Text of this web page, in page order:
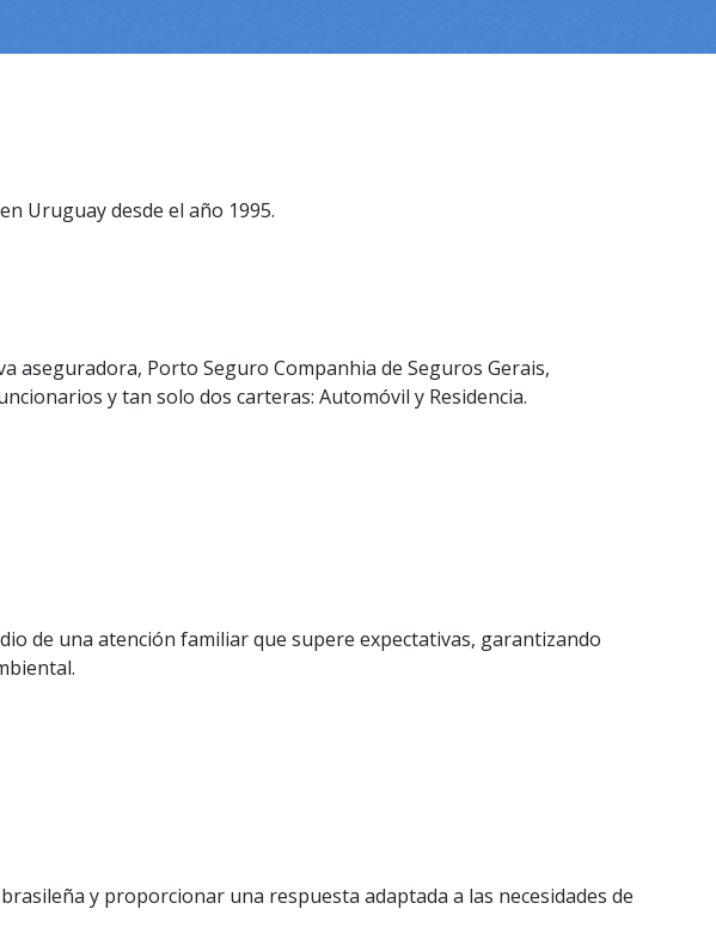
Uruguay desde el año 1995.
aseguradora, Porto Seguro Companhia de Seguros Gerais,
y tan solo dos carteras: Automóvil y Residencia.
de una atención familiar que supere expectativas, garantizando
y proporcionar una respuesta adaptada a las necesidades de